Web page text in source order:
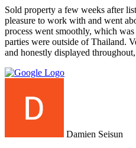
Sold property a few weeks after
pleasure to work with and went
process went smoothly, which
parties were outside of Thailand.
and honestly displayed
Damien Seisun